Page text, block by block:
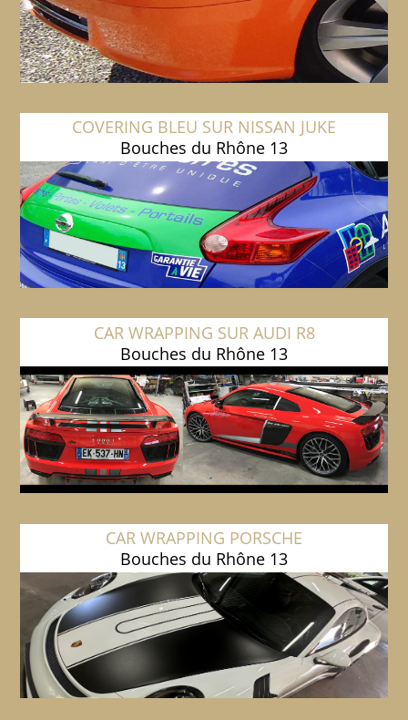
COVERING BLEU SUR NISSAN JUKE
Bouches du Rhône 13
CAR WRAPPING SUR AUDI R8
Bouches du Rhône 13
CAR WRAPPING PORSCHE
Bouches du Rhône 13